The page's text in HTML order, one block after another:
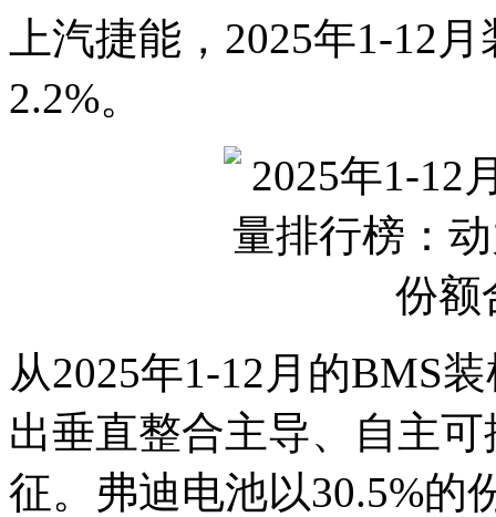
上汽捷能，2025年1-12
2.2%。
从2025年1-12月的BMS
出垂直整合主导、自主
征。弗迪电池以30.5%的